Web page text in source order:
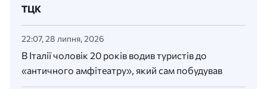
ТЦК
22:07, 28 липня, 2026
В Італії чоловік 20 років водив туристів до
«античного амфітеатру», який сам побудував